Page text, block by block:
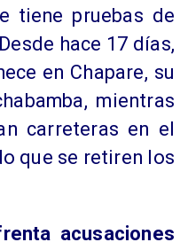
tiene pruebas de
hace 17 días,
en Chapare, su
mientras
carreteras en el
que se retiren los
acusaciones